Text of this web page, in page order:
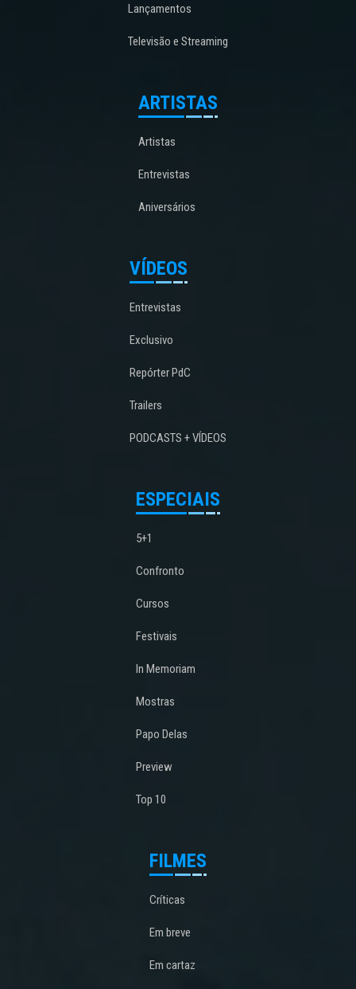
Lançamentos
Televisão e Streaming
ARTISTAS
Artistas
Entrevistas
Aniversários
VÍDEOS
Entrevistas
Exclusivo
Repórter PdC
Trailers
PODCASTS + VÍDEOS
ESPECIAIS
5+1
Confronto
Cursos
Festivais
In Memoriam
Mostras
Papo Delas
Preview
Top 10
FILMES
Críticas
Em breve
Em cartaz